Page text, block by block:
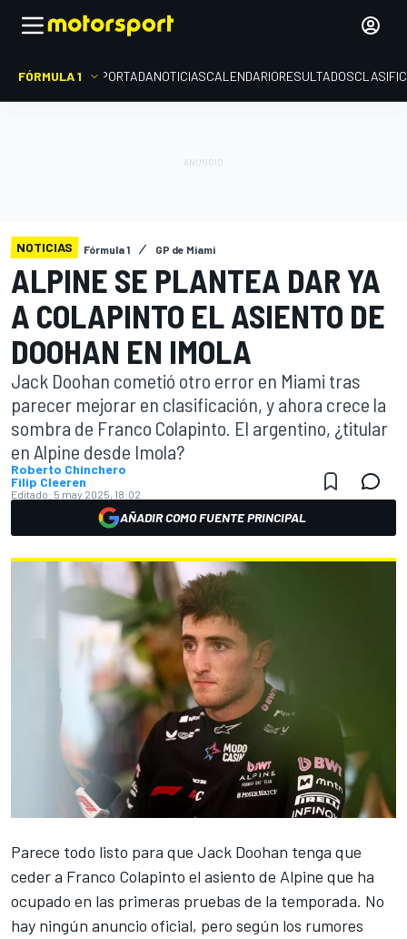
FÓRMULA 1 PORTADANOTICIASCALENDARIORESULTADOS
NOTICIAS Fórmula 1 GP de Miami
ALPINE SE PLANTEA DAR YA
A COLAPINTO EL ASIENTO DE
DOOHAN EN IMOLA
Jack Doohan cometió otro error en Miami tras
parecer mejorar en clasificación, y ahora crece la
sombra de Franco Colapinto. El argentino, ¿titular
en Alpine desde Imola?
Roberto Chinchero
Filip Cleeren
Editado: 5 may 2025, 18:02
AÑADIR COMO FUENTE PRINCIPAL
Parece todo listo para que Jack Doohan tenga que
ceder a Franco Colapinto el asiento de Alpine que ha
ocupado en las primeras pruebas de la temporada. No
hay ningún anuncio oficial, pero según los rumores